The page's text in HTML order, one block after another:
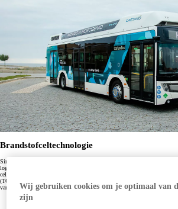
Brandstofceltechnologie
Sinds 2019 zijn de stadsbussen van CaetanoBus voorzien van
logo op een model als de H2.City Gold is dus goed op zijn plaats. De
cell stacks, waterstoftanks en andere belangrijke componenten. In
(TCAP) de directe aandeelhouder van CaetanoBus om een snelle
van emissievrije bussen te ondersteunen.
Nederlandse markt
Wij gebruiken cookies om je optimaal van
zijn